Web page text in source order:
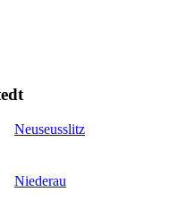
Neuseusslitz
Niederau